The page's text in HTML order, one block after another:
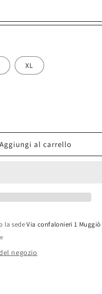
XL
Aggiungi al carrello
la sedeVia confalonieri 1 Muggiò
negozio